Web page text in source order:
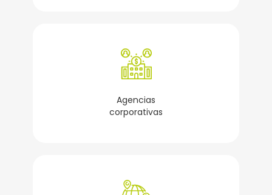
Agencias
corporativas